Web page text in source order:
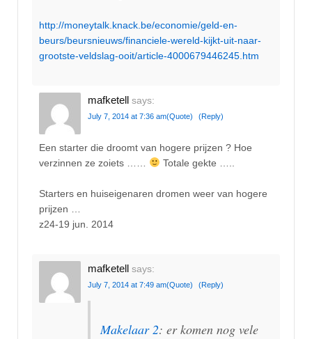
http://moneytalk.knack.be/economie/geld-en-
beurs/beursnieuws/financiele-wereld-kijkt-uit-naar-
grootste-veldslag-ooit/article-4000679446245.htm
mafketell says:
July 7, 2014 at 7:36 am(Quote) (Reply)
Een starter die droomt van hogere prijzen ? Hoe
verzinnen ze zoiets ……
Totale gekte …..
Starters en huiseigenaren dromen weer van hogere
prijzen …
z24-19 jun. 2014
mafketell says:
July 7, 2014 at 7:49 am(Quote) (Reply)
Makelaar 2: er komen nog vele